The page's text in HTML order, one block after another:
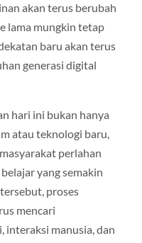
akan terus berubah
lama mungkin tetap
baru akan terus
generasi digital
hari ini bukan hanya
atau teknologi baru,
perlahan
yang semakin
proses
mencari
interaksi manusia, dan